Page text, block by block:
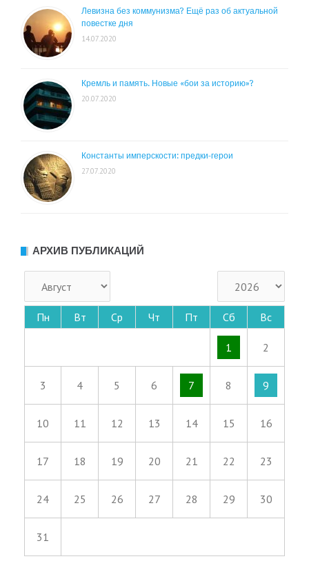
Левизна без коммунизма? Ещё раз об актуальной
повестке дня
14.07.2020
Кремль и память. Новые «бои за историю»?
20.07.2020
Константы имперскости: предки-герои
27.07.2020
АРХИВ ПУБЛИКАЦИЙ
Пн Вт Ср Чт Пт Сб Вс
1 2
3 4 5 6 7 8 9
10 11 12 13 14 15 16
17 18 19 20 21 22 23
24 25 26 27 28 29 30
31